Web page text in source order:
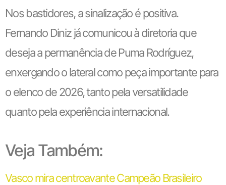
Nos bastidores, a sinalização é positiva.
Fernando Diniz já comunicou à diretoria que
deseja a permanência de Puma Rodríguez,
enxergando o lateral como peça importante para
o elenco de 2026, tanto pela versatilidade
quanto pela experiência internacional.
Veja Também:
Vasco mira centroavante Campeão Brasileiro